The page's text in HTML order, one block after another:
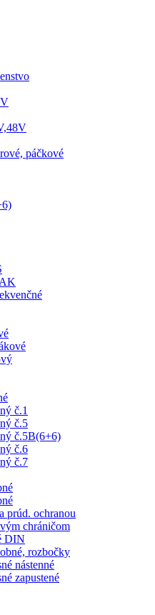
páčkové
č.1
č.5
č.5B(6+6)
č.6
č.7
prúd. ochranou
chráničom
DIN
rozbočky
nástenné
zapustené